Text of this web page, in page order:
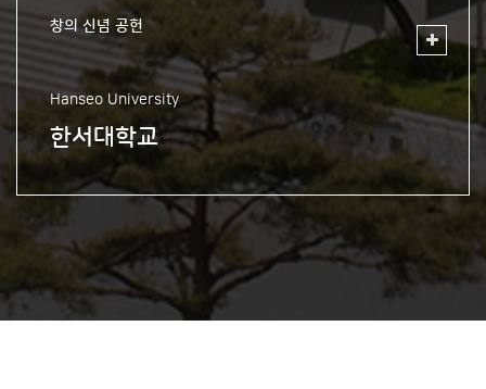
창의 신념 공헌
Hanseo University
한서대학교